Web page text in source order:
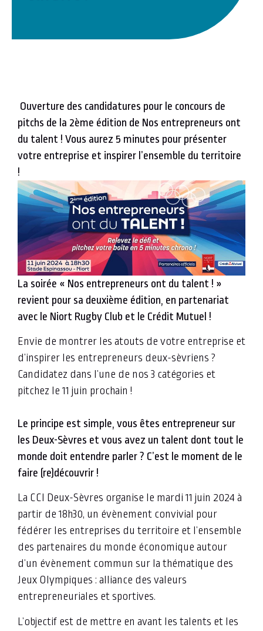
Ouverture des candidatures pour le concours de
pitchs de la 2ème édition de Nos entrepreneurs ont
du talent ! Vous aurez 5 minutes pour présenter
votre entreprise et inspirer l’ensemble du territoire
!
La soirée « Nos entrepreneurs ont du talent ! »
revient pour sa deuxième édition, en partenariat
avec le Niort Rugby Club et le Crédit Mutuel !
Envie de montrer les atouts de votre entreprise et
d’inspirer les entrepreneurs deux-sèvriens ?
Candidatez dans l’une de nos 3 catégories et
pitchez le 11 juin prochain !
Le principe est simple, vous êtes entrepreneur sur
les Deux-Sèvres et vous avez un talent dont tout le
monde doit entendre parler ? C’est le moment de le
faire (re)découvrir !
La CCI Deux-Sèvres organise le mardi 11 juin 2024 à
partir de 18h30, un évènement convivial pour
fédérer les entreprises du territoire et l’ensemble
des partenaires du monde économique autour
d’un évènement commun sur la thématique des
Jeux Olympiques : alliance des valeurs
entrepreneuriales et sportives.
L’objectif est de mettre en avant les talents et les